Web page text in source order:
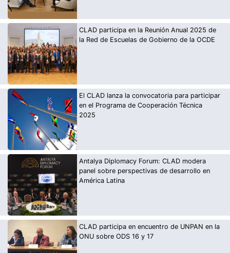
CLAD participa en la Reunión Anual 2025 de
la Red de Escuelas de Gobierno de la OCDE
El CLAD lanza la convocatoria para participar
en el Programa de Cooperación Técnica
2025
Antalya Diplomacy Forum: CLAD modera
panel sobre perspectivas de desarrollo en
América Latina
CLAD participa en encuentro de UNPAN en la
ONU sobre ODS 16 y 17